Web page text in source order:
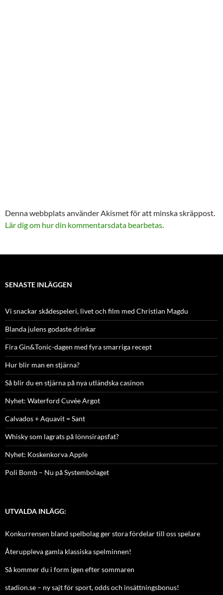
Denna webbplats använder Akismet för att minska skräppost.
Lär dig om hur din kommentarsdata bearbetas.
SENASTE INLÄGGEN
Vi snackar skådespeleri, livet och film med Christian Magdu
Blanda julens godaste drinkar
Fira Gin&Tonic-dagen med fyra smarriga recept
Hur blir man en stjärna?
Så blir du en stjärna på nya utländska casinon
Nyhet: Waterford Cuvée Argot
Calvados + Aquavit = Sant
Whisky som lagrats på lönnsirapsfat?
Nyhet: Koskenkorva Apple
Poli Bomb – Nu på Systembolaget
UTVALDA INLÄGG:
Konkurrensen bland spelbolag ger stora fördelar till oss spelare
Återuppleva gamla klassiska spelminnen!
Så kommer du i form igen efter sommaren
stadion.se – ny sajt för sport, odds och insättningsbonus!